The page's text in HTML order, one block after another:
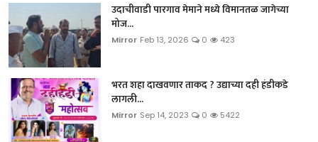
उदाचीवाडी पारगाव मेमाने मध्ये विमानतळ जागेच्या
मोज...
Mirror Feb 13, 2026 0 423
भरत शहा दाखवणार ताकद ? उद्याच्या दही हंडीकडे
लागली...
Mirror Sep 14, 2023 0 5422